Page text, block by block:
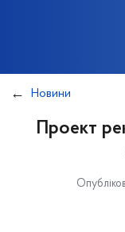
Новини
Проект